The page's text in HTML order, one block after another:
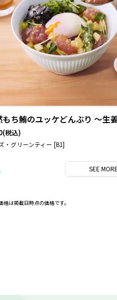
(税込)
・グリーンティー [B1]
SEEMORE
は掲載日時点の価格です。